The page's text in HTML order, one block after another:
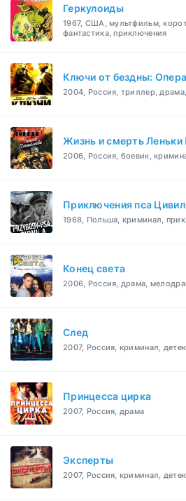
Геркулоиды
1967, США, мультфильм,
фантастика, приключения
Ключи от бездны:
2004, Россия, триллер,
Жизнь и смерть Леньки
2006, Россия, боевик,
Приключения пса
1968, Польша, криминал,
Конец света
2006, Россия, драма,
След
2007, Россия, криминал,
Принцесса цирка
2007, Россия, драма
Эксперты
2007, Россия, криминал,